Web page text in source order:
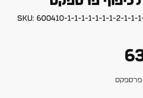
SKU: 600410-1-1-1-1-1-1-1-2-1-1-
פרספקס